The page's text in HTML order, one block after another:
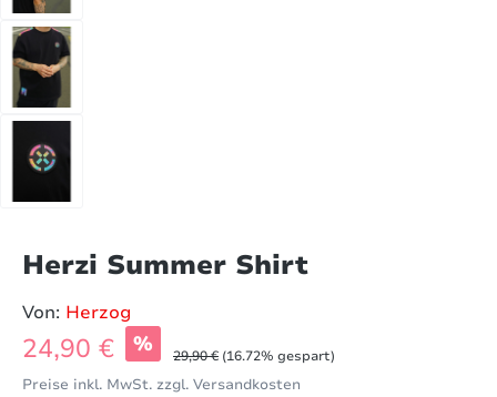
Herzi Summer Shirt
Von: Herzog
Verkaufspreis:
24,90 € % Regulärer Preis:
29,90 € (16.72% gespart)
Preise inkl. MwSt. zzgl. Versandkosten